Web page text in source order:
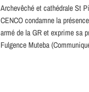
d’article
Archevêché et cathédrale St
CENCO condamne la
armé de la GR et exprime sa
Fulgence Muteba